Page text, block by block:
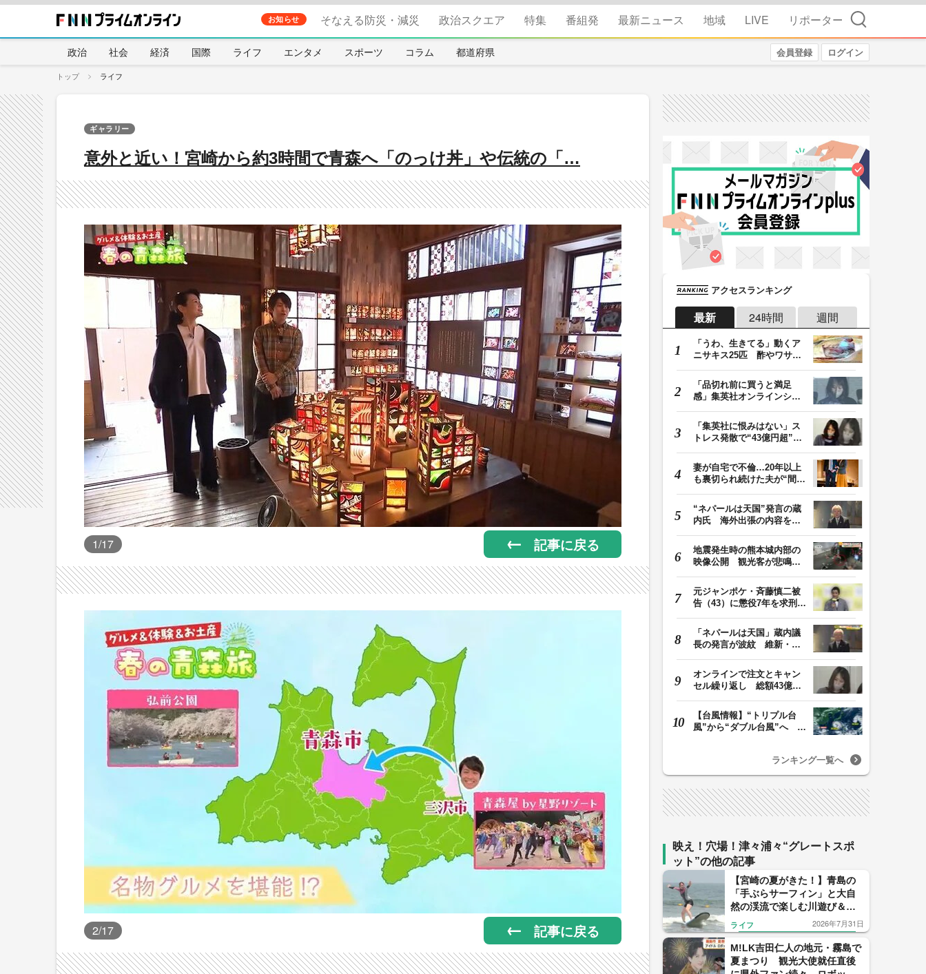
お知らせ そなえる防災・減災 政治スクエア 特集 番組発 最新ニュース 地域 LIVE リポーター 検索
政治 社会 経済 国際 ライフ エンタメ スポーツ コラム 都道府県 会員登録 ログイン
トップ ライフ
意外と近い！宮崎から約3時間で青森へ「のっけ丼」や伝統の「…
ギャラリー
1/17 記事に戻る
2/17 記事に戻る
アクセスランキング
最新 24時間 週間
「うわ、生きてる」動くア
ニサキス25匹 酢やワサビ
「品切れ前に買うと満足
感」集英社オンラインショ
「集英社に恨みはない」ス
トレス発散で“43億円超”の
妻が自宅で不倫…20年以上
も裏切られ続けた夫が“間
“ネパールは天国”発言の蔵
内氏 海外出張の内容を説
地震発生時の熊本城内部の
映像公開 観光客が悲鳴…
元ジャンポケ・斉藤慎二被
告（43）に懲役7年を求刑
「ネパールは天国」蔵内議
長の発言が波紋 維新・吉
オンラインで注文とキャン
セル繰り返し 総額43億円
【台風情報】“トリプル台
風”から“ダブル台風”へ 13
ランキング一覧へ
映え！穴場！津々浦々“グレートスポ
ット”の他の記事
【宮崎の夏がきた！】青島の
「手ぶらサーフィン」と大自
然の渓流で楽しむ川遊び＆絶
品ヤマメ料理
ライフ 2026年7月31日
M!LK吉田仁人の地元・霧島で
夏まつり 観光大使就任直後